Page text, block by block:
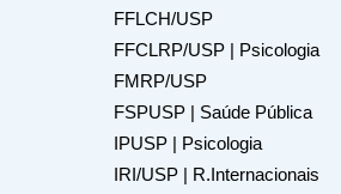
FFLCH/USP
FFCLRP/USP | Psicologia
FMRP/USP
FSPUSP | Saúde Pública
IPUSP | Psicologia
IRI/USP | R.Internacionais